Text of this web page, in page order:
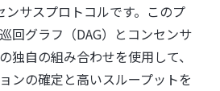
サスプロトコルです。このプ
回グラフ（DAG）とコンセンサ
独自の組み合わせを使用して、
ンの確定と高いスループットを